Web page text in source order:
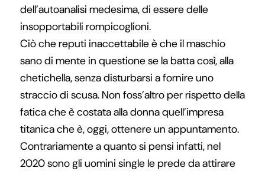
dell’autoanalisi medesima, di essere delle
insopportabili rompicoglioni.
Ciò che reputi inaccettabile è che il maschio
sano di mente in questione se la batta così, alla
chetichella, senza disturbarsi a fornire uno
straccio di scusa. Non foss’altro per rispetto della
fatica che è costata alla donna quell’impresa
titanica che è, oggi, ottenere un appuntamento.
Contrariamente a quanto si pensi infatti, nel
2020 sono gli uomini single le prede da attirare